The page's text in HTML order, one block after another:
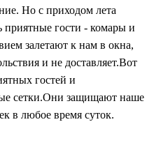
Но с приходом лета
приятные гости - комары и
залетают к нам в окна,
и не доставляет.Вот
гостей и
сетки.Они защищают наше
в любое время суток.